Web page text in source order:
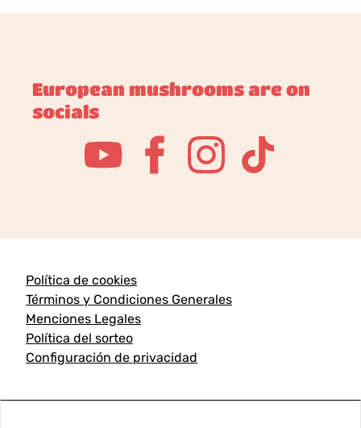
European mushrooms are on
socials
Política de cookies
Términos y Condiciones Generales
Menciones Legales
Política del sorteo
Configuración de privacidad